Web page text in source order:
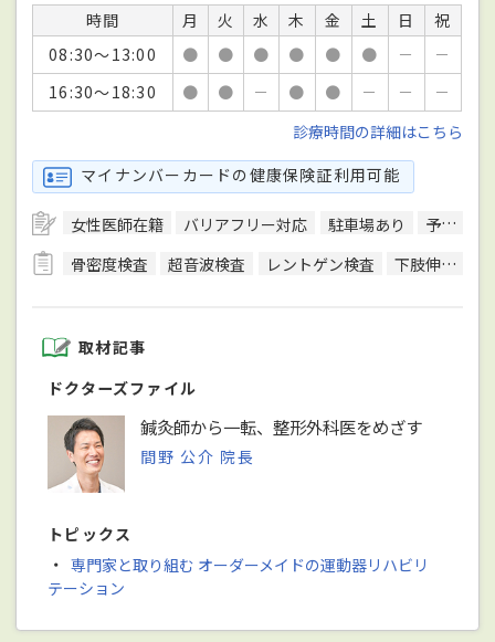
時間 月 火 水 木 金 土 日
祝
08:30～13:00
● ● ● ● ● ● －
－
16:30～18:30
● ● － ● ● － －
－
診療時間の詳細はこちら
マイナンバーカードの健康保険証利用可能
女性医師在籍 バリアフリー対応 駐車場あり 予約可
骨密度検査
超音波検査 レントゲン検査 下肢伸展挙上試験
取材記事
ドクターズファイル
鍼灸師から一転、整形外科医をめざす
間野 公介 院長
トピックス
・ 専門家と取り組む オーダーメイドの運動器リハビリ
テーション